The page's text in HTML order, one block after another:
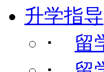
升学指导
･ 留